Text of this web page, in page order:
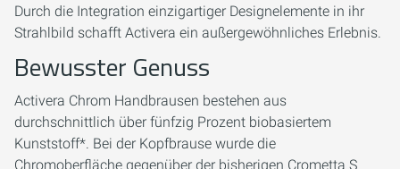
Durch die Integration einzigartiger Designelemente in ihr
Strahlbild schafft Activera ein außergewöhnliches Erlebnis.
Bewusster Genuss
Activera Chrom Handbrausen bestehen aus
durchschnittlich über fünfzig Prozent biobasiertem
Kunststoff*. Bei der Kopfbrause wurde die
Chromoberfläche gegenüber der bisherigen Crometta S